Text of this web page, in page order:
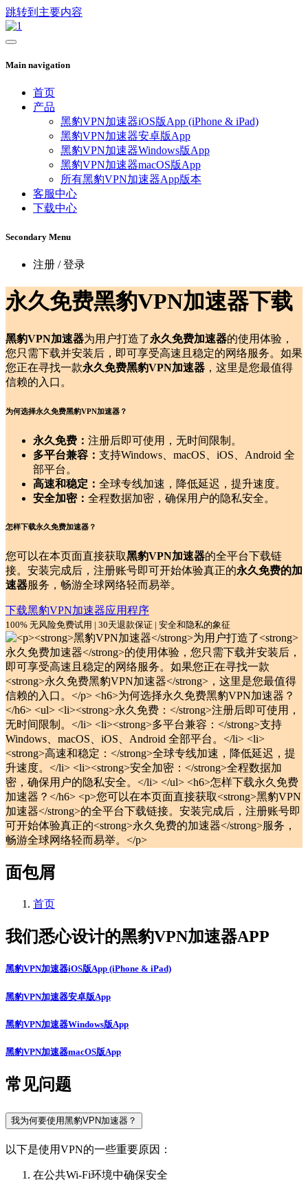
跳转到主要内容
Main navigation
首页
产品
黑豹VPN加速器iOS版App (iPhone & iPad)
黑豹VPN加速器安卓版App
黑豹VPN加速器Windows版App
黑豹VPN加速器macOS版App
所有黑豹VPN加速器App版本
客服中心
下载中心
Secondary Menu
注册 / 登录
永久免费黑豹VPN加速器下载
黑豹VPN加速器为用户打造了永久免费加速器的使用体验，
您只需下载并安装后，即可享受高速且稳定的网络服务。如果
您正在寻找一款永久免费黑豹VPN加速器 ，这里是您最值得
信赖的入口。
为何选择永久免费黑豹VPN加速器？
永久免费： 注册后即可使用，无时间限制。
多平台兼容： 支持Windows、macOS、iOS、Android 全
部平台。
高速和稳定： 全球专线加速，降低延迟，提升速度。
安全加密： 全程数据加密，确保用户的隐私安全。
怎样下载永久免费加速器？
您可以在本页面直接获取黑豹VPN加速器的全平台下载链
接。安装完成后，注册账号即可开始体验真正的永久免费的加
速器服务，畅游全球网络轻而易举。
下载黑豹VPN加速器应用程序
100% 无风险免费试用 | 30天退款保证 | 安全和隐私的象征
面包屑
首页
我们悉心设计的黑豹VPN加速器APP
黑豹VPN加速器iOS版App (iPhone & iPad)
黑豹VPN加速器安卓版App
黑豹VPN加速器Windows版App
黑豹VPN加速器macOS版App
常见问题
我为何要使用黑豹VPN加速器？
以下是使用VPN的一些重要原因：
在公共Wi-Fi环境中确保安全